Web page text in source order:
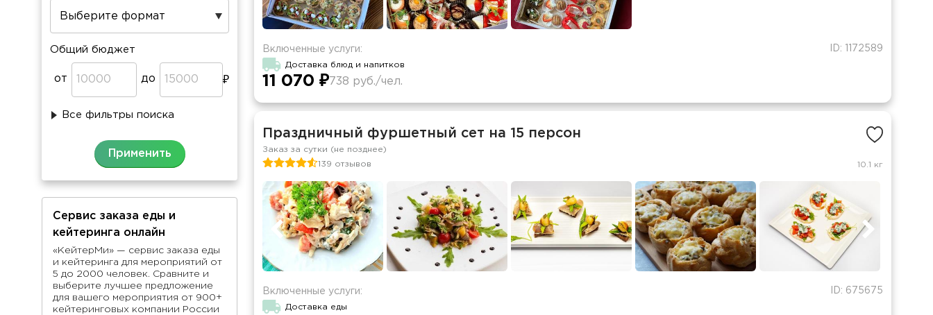
Общий бюджет
от до
Все фильтры поиска
Сервис заказа еды и
кейтеринга онлайн
«КейтерМи» — сервис заказа еды
и кейтеринга для мероприятий от
5 до 2000 человек. Сравните и
выберите лучшее предложение
для вашего мероприятия от 900+
кейтеринговых компании России
ID: 1172589
Включенные услуги:
Доставка блюд и напитков
11 070 ₽ 738 руб./чел.
Праздничный фуршетный сет на 15 персон
Заказ за сутки (не позднее)
139 отзывов
10.1 кг
ID: 675675
Включенные услуги:
Доставка еды